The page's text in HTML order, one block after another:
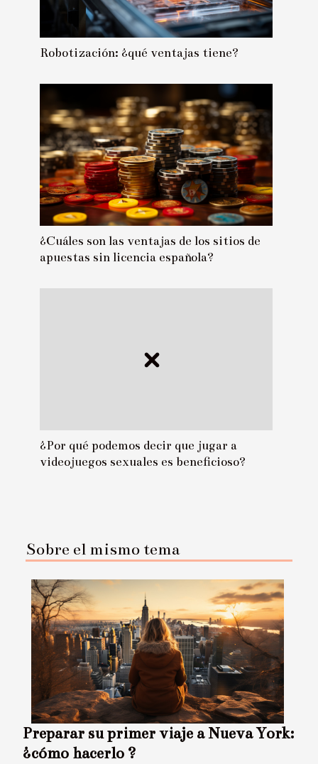
Robotización: ¿qué ventajas tiene?
¿Cuáles son las ventajas de los sitios de
apuestas sin licencia española?
¿Por qué podemos decir que jugar a
videojuegos sexuales es beneficioso?
Sobre el mismo tema
Preparar su primer viaje a Nueva York:
¿cómo hacerlo ?